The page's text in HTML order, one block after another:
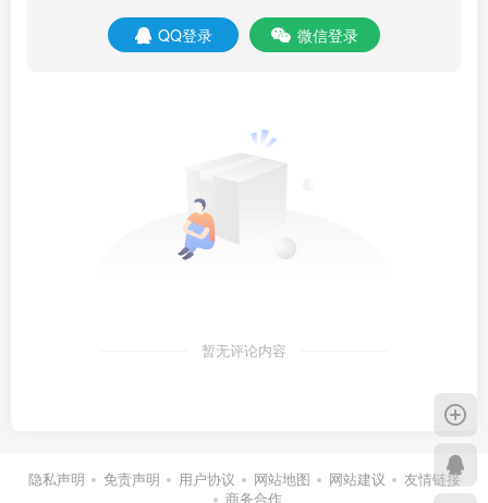
QQ登录 微信登录
暂无评论内容
隐私声明 免责声明 用户协议 网站地图 网站建议
友情链接
商务合作